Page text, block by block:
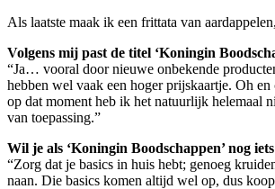
Als laatste maak ik een frittata van
Volgens mij past de titel ‘Koningin
“Ja… vooral door nieuwe onbekende
hebben wel vaak een hoger prijskaartje. Oh
op dat moment heb ik het natuurlijk helemaal
van toepassing.”
Wil je als ‘Koningin Boodschappen’ nog
“Zorg dat je basics in huis hebt; genoeg
naan. Die basics komen altijd wel op, dus